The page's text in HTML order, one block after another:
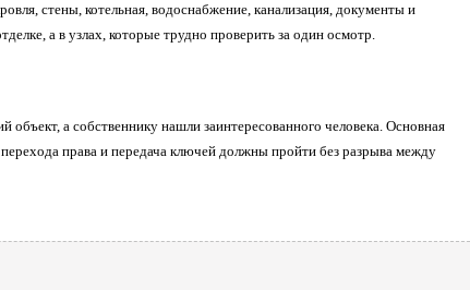
стены, котельная, водоснабжение, канализация, документы и
а в узлах, которые трудно проверить за один осмотр.
объект, а собственнику нашли заинтересованного человека. Основная
права и передача ключей должны пройти без разрыва между